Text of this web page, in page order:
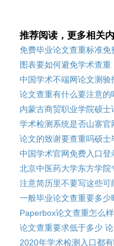
推荐阅读，更多相关内
免费毕业论文查重标准免
图表要如何避免学术查重
中国学术不端网论文测验
论文查重有什么要注意
内蒙古商贸职业学院硕
学术检测系统是否山寨官
论文的致谢要查重吗硕
中国学术官网免费入口
北京中医药大学东方学
注意简历里不要写这些可
一般毕业论文查重要多少
Paperbox论文查重怎么
论文查重要求低于多少
2020年学术检测入口都有